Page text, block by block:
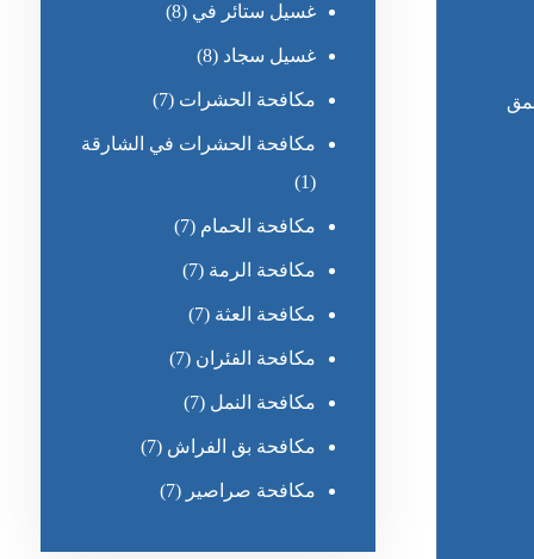
غسيل ستائر في (8)
غسيل سجاد (8)
مكافحة الحشرات (7)
مكافحة الحشرات في الشارقة
(1)
مكافحة الحمام (7)
مكافحة الرمة (7)
مكافحة العثة (7)
مكافحة الفئران (7)
مكافحة النمل (7)
مكافحة بق الفراش (7)
مكافحة صراصير (7)